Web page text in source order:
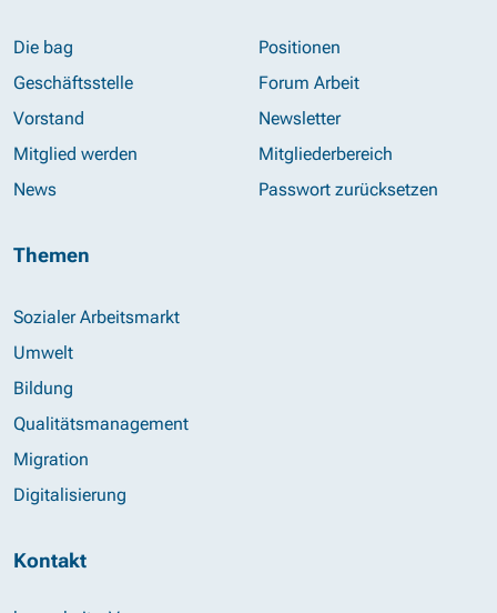
Die bag
Geschäftsstelle
Vorstand
Mitglied werden
News
Positionen
Forum Arbeit
Newsletter
Mitgliederbereich
Passwort zurücksetzen
Themen
Sozialer Arbeitsmarkt
Umwelt
Bildung
Qualitätsmanagement
Migration
Digitalisierung
Kontakt